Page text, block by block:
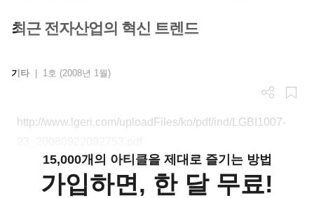
최근 전자산업의 혁신 트렌드
기타 1호 (2008년 1월)
http://www.lgeri.com/uploadFiles/ko/pdf/ind/LGBI1007-
15,000개의 아티클을 제대로 즐기는 방법
가입하면, 한 달 무료!